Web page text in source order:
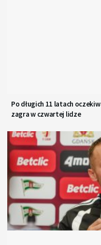
Po długich 11 latach
zagra w czwartej lidze